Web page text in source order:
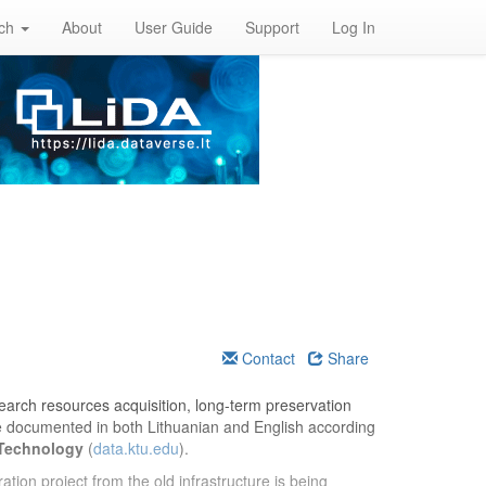
About User Guide Support Log In
Contact Share
resources acquisition, long-term preservation
in both Lithuanian and English according
(data.ktu.edu).
project from the old infrastructure is being